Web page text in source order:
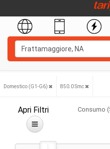
Domestico (G1-G6) 850.0 Smc
Apri Filtri Consumo